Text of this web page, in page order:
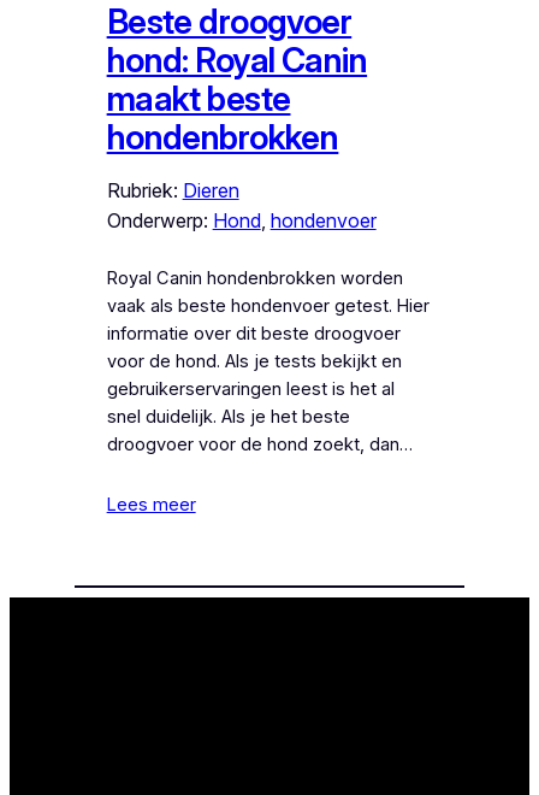
Beste droogvoer
hond: Royal Canin
maakt beste
hondenbrokken
Rubriek: Dieren
Onderwerp: Hond, hondenvoer
Royal Canin hondenbrokken worden
vaak als beste hondenvoer getest. Hier
informatie over dit beste droogvoer
voor de hond. Als je tests bekijkt en
gebruikerservaringen leest is het al
snel duidelijk. Als je het beste
droogvoer voor de hond zoekt, dan…
Lees meer